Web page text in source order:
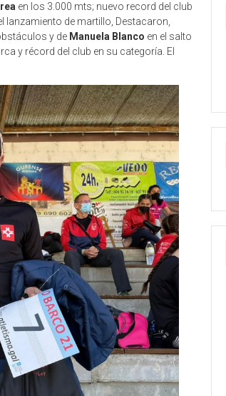
en los 3.000 mts; nuevo record del club
lanzamiento de martillo, Destacaron,
y de Manuela Blanco en el salto
y récord del club en su categoría. El